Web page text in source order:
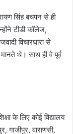
सिंह बचपन से ही
टीडी कॉलेज,
विचारधारा से
थे। साथ ही वे पूर्व
के लिए कोई विद्यालय
गाजीपुर, वाराणसी,